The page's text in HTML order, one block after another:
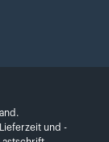
und -